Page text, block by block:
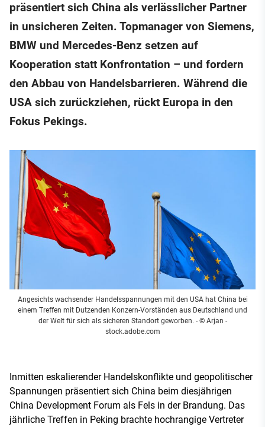
präsentiert sich China als verlässlicher Partner
in unsicheren Zeiten. Topmanager von Siemens,
BMW und Mercedes-Benz setzen auf
Kooperation statt Konfrontation – und fordern
den Abbau von Handelsbarrieren. Während die
USA sich zurückziehen, rückt Europa in den
Fokus Pekings.
Angesichts wachsender Handelsspannungen mit den USA hat China bei
einem Treffen mit Dutzenden Konzern-Vorständen aus Deutschland und
der Welt für sich als sicheren Standort geworben. - © Arjan -
stock.adobe.com
Inmitten eskalierender Handelskonflikte und geopolitischer
Spannungen präsentiert sich China beim diesjährigen
China Development Forum als Fels in der Brandung. Das
jährliche Treffen in Peking brachte hochrangige Vertreter